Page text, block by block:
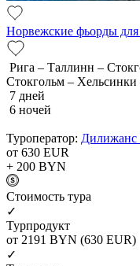
Норвежские фьорды для
Рига – Таллинн –
Стокгольм –
7 дней
6 ночей
Туроператор: Дилижанс
от 630 EUR
+ 200 BYN
Cтоимость тура
✓
Турпродукт
от 2191 BYN (630 EUR)
✓